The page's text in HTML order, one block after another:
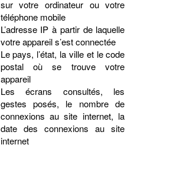
sur votre ordinateur ou votre
téléphone mobile
L’adresse IP à partir de laquelle
votre appareil s’est connectée
Le pays, l’état, la ville et le code
postal où se trouve votre
appareil
Les écrans consultés, les
gestes posés, le nombre de
connexions au site internet, la
date des connexions au site
internet